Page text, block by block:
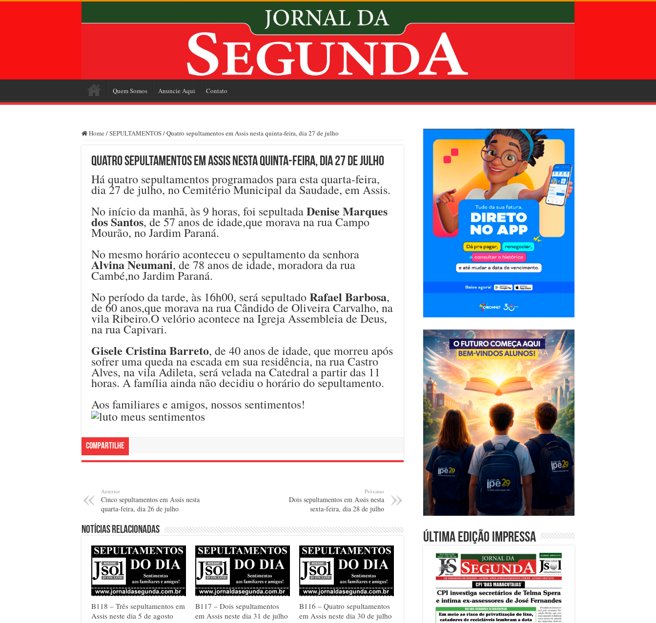
Quem Somos Anuncie Aqui Contato
Home /SEPULTAMENTOS/Quatro sepultamentos em Assis nesta quinta-feira, dia 27 de julho
Quatro sepultamentos em Assis nesta quinta-feira, dia 27 de julho
Há quatro sepultamentos programados para esta quarta-feira,
dia 27 de julho, no Cemitério Municipal da Saudade, em Assis.
No início da manhã, às 9 horas, foi sepultadaDenise Marques
dos Santos, de 57 anos de idade,que morava na rua Campo
Mourão, no Jardim Paraná.
No mesmo horário aconteceu o sepultamento da senhora
Alvina Neumani, de 78 anos de idade, moradora da rua
Cambé,no Jardim Paraná.
No período da tarde, às 16h00, será sepultadoRafael Barbosa,
de 60 anos,que morava na rua Cândido de Oliveira Carvalho, na
vila Ribeiro.O velório acontece na Igreja Assembleia de Deus,
na rua Capivari.
Gisele Cristina Barreto, de 40 anos de idade, que morreu após
sofrer uma queda na escada em sua residência, na rua Castro
Alves, na vila Adileta, será velada na Catedral a partir das 11
horas. A família ainda não decidiu o horário do sepultamento.
Aos familiares e amigos, nossos sentimentos!
Compartilhe
Anterior
Cinco sepultamentos em Assis nesta
quarta-feira, dia 26 de julho
Próximo
Dois sepultamentos em Assis nesta
sexta-feira, dia 28 de julho
Notícias relacionadas
B118 – Três sepultamentos em
Assis neste dia 5 de agosto
B117 – Dois sepultamentos
em Assis neste dia 31 de julho
B116 – Quatro sepultamentos
em Assis neste dia 30 de julho
Última edição impressa